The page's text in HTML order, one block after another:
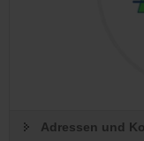
Adressen und